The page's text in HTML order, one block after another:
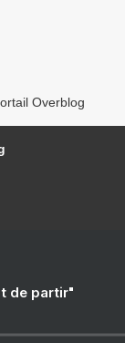
Overblog
de partir"